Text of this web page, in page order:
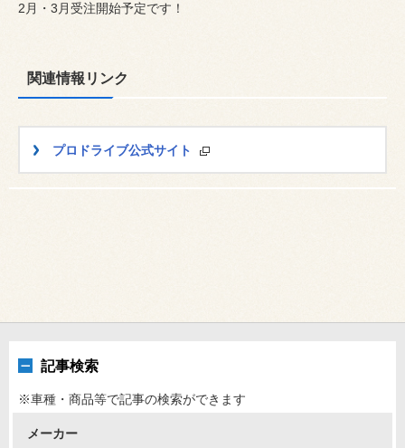
2月・3月受注開始予定です！
関連情報リンク
プロドライブ公式サイト
記事検索
※車種・商品等で記事の検索ができます
メーカー